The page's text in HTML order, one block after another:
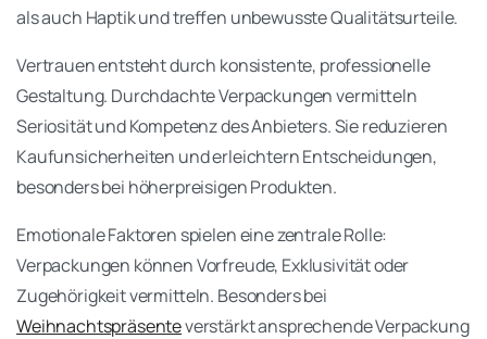
als auch Haptik und treffen unbewusste Qualitätsurteile.
Vertrauen entsteht durch konsistente, professionelle
Gestaltung. Durchdachte Verpackungen vermitteln
Seriosität und Kompetenz des Anbieters. Sie reduzieren
Kaufunsicherheiten und erleichtern Entscheidungen,
besonders bei höherpreisigen Produkten.
Emotionale Faktoren spielen eine zentrale Rolle:
Verpackungen können Vorfreude, Exklusivität oder
Zugehörigkeit vermitteln. Besonders bei
Weihnachtspräsenteverstärkt ansprechende Verpackung